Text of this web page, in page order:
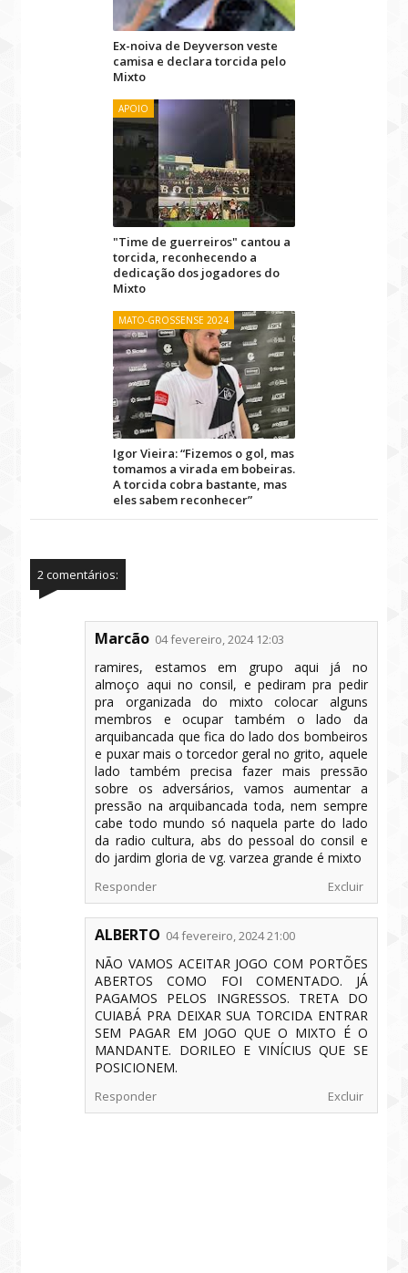
Ex-noiva de Deyverson veste
camisa e declara torcida pelo
Mixto
APOIO
"Time de guerreiros" cantou a
torcida, reconhecendo a
dedicação dos jogadores do
Mixto
MATO-GROSSENSE 2024
Igor Vieira: “Fizemos o gol, mas
tomamos a virada em bobeiras.
A torcida cobra bastante, mas
eles sabem reconhecer”
2 comentários:
Marcão 04 fevereiro, 2024 12:03
ramires, estamos em grupo aqui já no
almoço aqui no consil, e pediram pra pedir
pra organizada do mixto colocar alguns
membros e ocupar também o lado da
arquibancada que fica do lado dos bombeiros
e puxar mais o torcedor geral no grito, aquele
lado também precisa fazer mais pressão
sobre os adversários, vamos aumentar a
pressão na arquibancada toda, nem sempre
cabe todo mundo só naquela parte do lado
da radio cultura, abs do pessoal do consil e
do jardim gloria de vg. varzea grande é mixto
Responder Excluir
ALBERTO 04 fevereiro, 2024 21:00
NÃO VAMOS ACEITAR JOGO COM PORTÕES
ABERTOS COMO FOI COMENTADO. JÁ
PAGAMOS PELOS INGRESSOS. TRETA DO
CUIABÁ PRA DEIXAR SUA TORCIDA ENTRAR
SEM PAGAR EM JOGO QUE O MIXTO É O
MANDANTE. DORILEO E VINÍCIUS QUE SE
POSICIONEM.
Responder Excluir